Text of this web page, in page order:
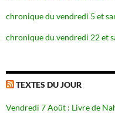
chronique du vendredi 5 et
chronique du vendredi 22 et
TEXTES DU JOUR
Vendredi 7 Août : Livre de